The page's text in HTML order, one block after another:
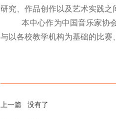
研究、作品创作以及艺术实践之
本中心作为中国音乐家协
与以各校教学机构为基础的比赛、
上一篇 没有了